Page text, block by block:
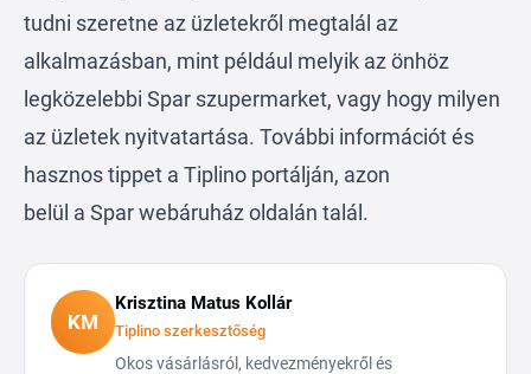
tudni szeretne az üzletekről megtalál az
alkalmazásban, mint például melyik az önhöz
legközelebbi Spar szupermarket, vagy hogy milyen
az üzletek nyitvatartása. További információt és
hasznos tippet a Tiplino portálján, azon
belül a Sparwebáruház oldalán talál.
KM
Krisztina Matus Kollár
Tiplino szerkesztőség
Okos vásárlásról, kedvezményekről és